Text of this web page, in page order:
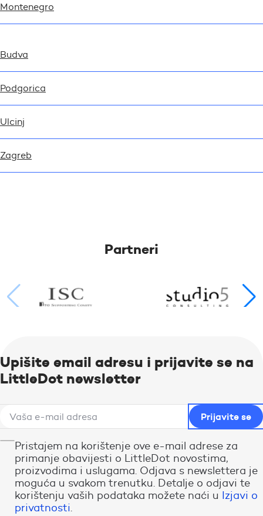
Montenegro
Budva
Podgorica
Ulcinj
Zagreb
Partneri
Upišite email adresu i prijavite se na
LittleDot newsletter
Pristajem na korištenje ove e-mail adrese za
primanje obavijesti o LittleDot novostima,
proizvodima i uslugama. Odjava s newslettera je
moguća u svakom trenutku. Detalje o odjavi te
korištenju vaših podataka možete naći u Izjavi o
privatnosti.